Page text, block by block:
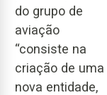
do grupo de
aviação
“consiste na
criação de uma
nova entidade,